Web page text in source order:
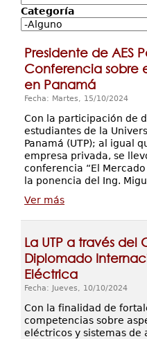
Categoría
Presidente de AES
Conferencia sobre
en Panamá
Fecha: Martes, 15/10/2024
Con la participación de
estudiantes de la
Panamá (UTP); al igual
empresa privada, se
conferencia “El
la ponencia del Ing.
Ver más
La UTP a través del
Diplomado
Eléctrica
Fecha: Jueves, 10/10/2024
Con la finalidad de
competencias sobre
eléctricos y sistemas de